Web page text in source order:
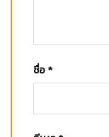
ชื่อ*